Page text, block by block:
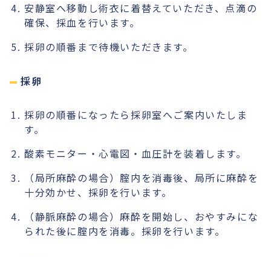
安静室へ移動し術衣に着替えていただき、点滴の
確保、採血を行います。
採卵の順番まで待機いただきます。
採卵
採卵の順番になったら採卵室へご案内いたしま
す。
酸素モニター・心電図・血圧計を装着します。
（局所麻酔の場合）腟内を消毒後、局所に麻酔を
十分効かせ、採卵を行います。
（静脈麻酔の場合）麻酔を開始し、おやすみにな
られた後に腟内を消毒。採卵を行います。